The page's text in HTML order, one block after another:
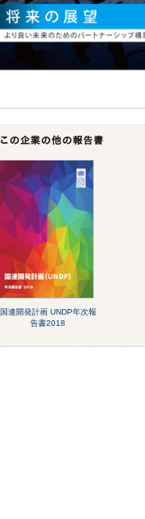
国連開発計画 UNDP年次報
告書2018